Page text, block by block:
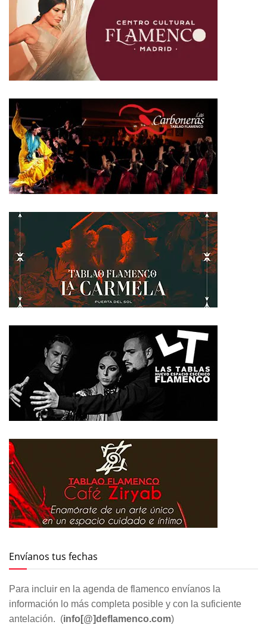
Envíanos tus fechas
Para incluir en la agenda de flamenco envíanos la
información lo más completa posible y con la suficiente
antelación. (info[@]deflamenco.com)